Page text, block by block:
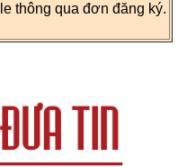
thông qua đơn đăng ký.